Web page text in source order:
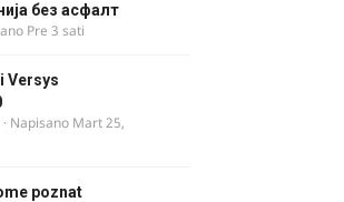
без асфалт
Pre 3 sati
Versys
· Napisano Mart 25,
poznat